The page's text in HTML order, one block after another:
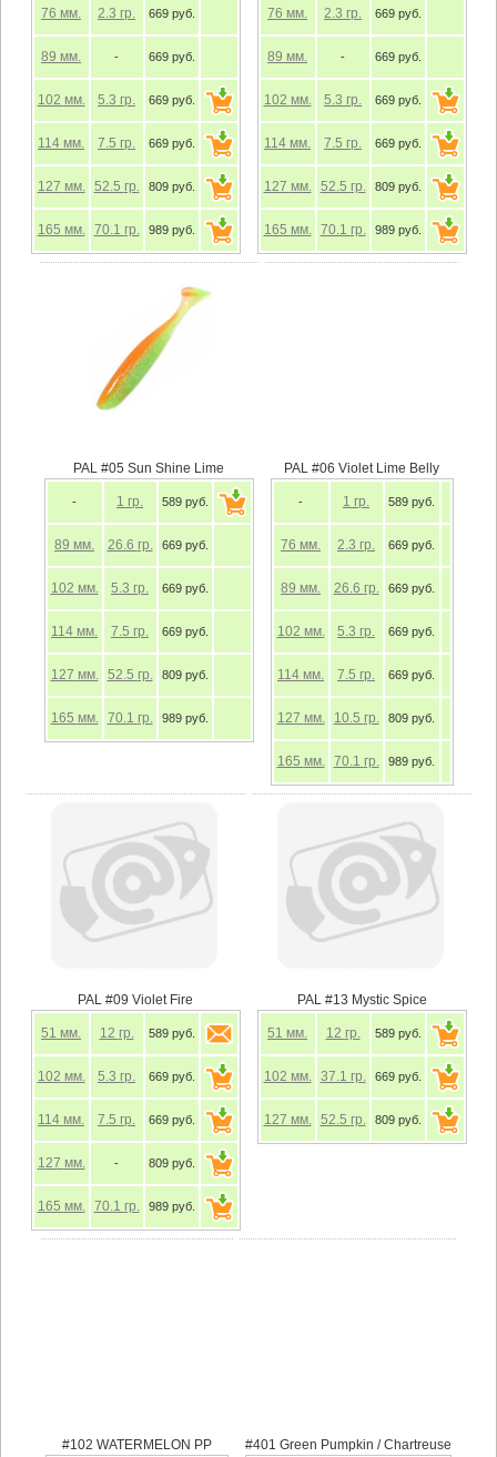
76 мм. 2.3 гр. 669 руб.
89 мм. - 669 руб.
102 мм. 5.3 гр. 669 руб.
114 мм. 7.5 гр. 669 руб.
127 мм. 52.5 гр. 809 руб.
165 мм. 70.1 гр. 989 руб.
76 мм. 2.3 гр. 669 руб.
89 мм. - 669 руб.
102 мм. 5.3 гр. 669 руб.
114 мм. 7.5 гр. 669 руб.
127 мм. 52.5 гр. 809 руб.
165 мм. 70.1 гр. 989 руб.
PAL #05 Sun Shine Lime
- 1 гр. 589 руб.
89 мм. 26.6 гр. 669 руб.
102 мм. 5.3 гр. 669 руб.
114 мм. 7.5 гр. 669 руб.
127 мм. 52.5 гр. 809 руб.
165 мм. 70.1 гр. 989 руб.
PAL #06 Violet Lime Belly
- 1 гр. 589 руб.
76 мм. 2.3 гр. 669 руб.
89 мм. 26.6 гр. 669 руб.
102 мм. 5.3 гр. 669 руб.
114 мм. 7.5 гр. 669 руб.
127 мм. 10.5 гр. 809 руб.
165 мм. 70.1 гр. 989 руб.
PAL #09 Violet Fire
51 мм. 12 гр. 589 руб.
102 мм. 5.3 гр. 669 руб.
114 мм. 7.5 гр. 669 руб.
127 мм. - 809 руб.
165 мм. 70.1 гр. 989 руб.
PAL #13 Mystic Spice
51 мм. 12 гр. 589 руб.
102 мм. 37.1 гр. 669 руб.
127 мм. 52.5 гр. 809 руб.
#102 WATERMELON PP #401 Green Pumpkin / Chartreuse